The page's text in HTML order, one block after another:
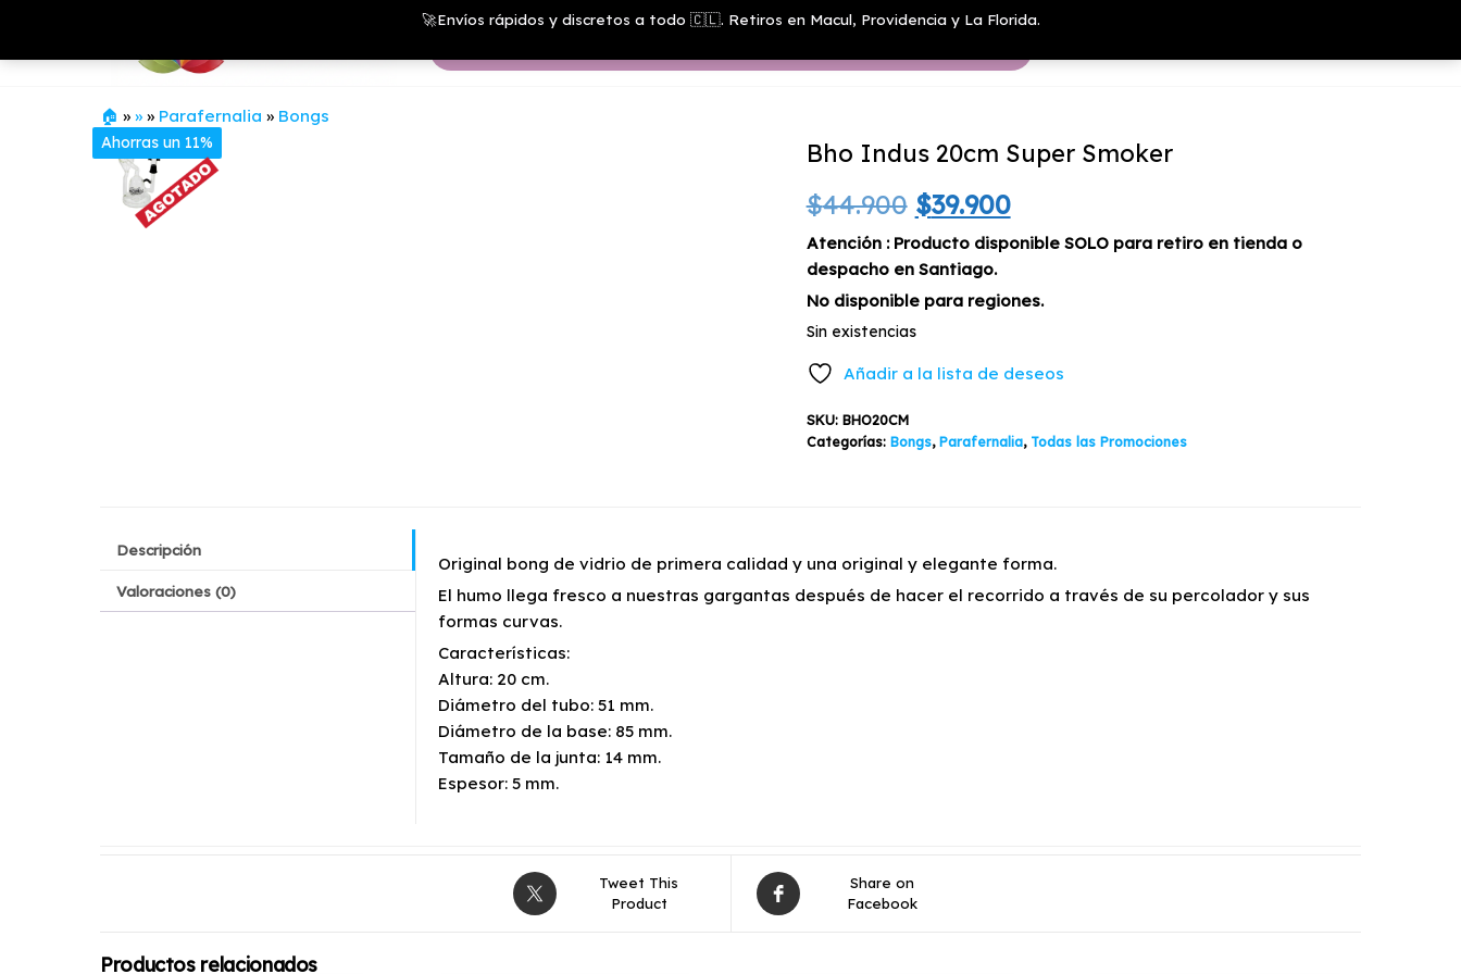
contenido
🚀Envíos rápidos y discretos a todo 🇨🇱. Retiros en Macul, Providencia y La Florida.
Growshop
& LED
🏠 » » » Parafernalia » Bongs
Ahorras un 11% Bho Indus 20cm Super Smoker
$44.900 El
precio
original
era:
$44.900.
$39.900El
precio
$39.900.
Atención : Producto disponible SOLO para retiro en tienda o
despacho en Santiago.
No disponible para regiones.
Sin existencias
Añadir a la lista de deseos
SKU: BHO20CM
Categorías: Bongs,Parafernalia, Todas las Promociones
Descripción
Valoraciones (0)
Original bong de vidrio de primera calidad y una original y elegante forma.
El humo llega fresco a nuestras gargantas después de hacer el recorrido a través de su percolador y sus
formas curvas.
Características:
Altura: 20 cm.
Diámetro del tubo: 51 mm.
Diámetro de la base: 85 mm.
Tamaño de la junta: 14 mm.
Espesor: 5 mm.
Tweet This
Product
Share on
Facebook
Productos relacionados